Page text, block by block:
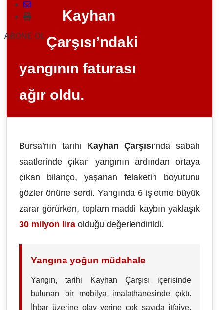
ABONE OL
Kayhan
Çarşısı’ndaki
yangının faturası
ağır oldu.
Bursa’nın tarihi Kayhan Çarşısı‘nda sabah
saatlerinde çıkan yangının ardından ortaya
çıkan bilanço, yaşanan felaketin boyutunu
gözler önüne serdi. Yangında 6 işletme büyük
zarar görürken, toplam maddi kaybın yaklaşık
30 milyon lira olduğu değerlendirildi.
Yangına yoğun müdahale
Yangın, tarihi Kayhan Çarşısı içerisinde
bulunan bir mobilya imalathanesinde çıktı.
İhbar üzerine olay yerine çok sayıda itfaiye,